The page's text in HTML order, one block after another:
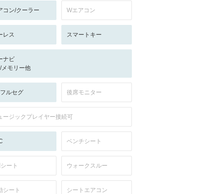
コン/クーラー Wエアコン
レス スマートキー
ナビ
メモリー他
ルセグ 後席モニター
ージックプレイヤー接続可
ベンチシート
ート ウォークスルー
シート シートエアコン